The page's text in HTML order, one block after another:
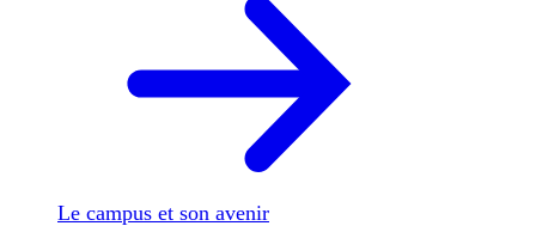
Le campus et son avenir